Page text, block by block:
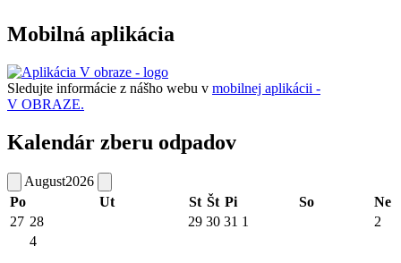
Mobilná aplikácia
Sledujte informácie z nášho webu v mobilnej aplikácii -
V OBRAZE.
Kalendár zberu odpadov
August2026
Po
Ut St Št Pi So
Ne
27 28 29 30 31 1 2
4